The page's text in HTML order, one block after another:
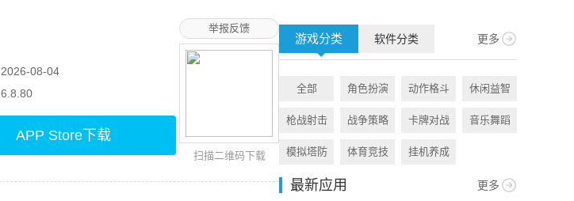
2026-08-04
6.8.80
APP Store下载
扫描二维码下载
举报反馈
游戏分类 软件分类 更多
全部 角色扮演 动作格斗 休闲益智
枪战射击 战争策略 卡牌对战 音乐舞蹈
模拟塔防 体育竞技 挂机养成
最新应用 更多